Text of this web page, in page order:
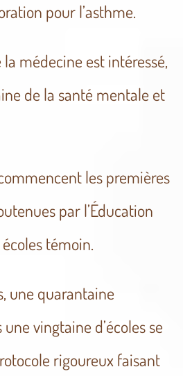
pour l’asthme.
médecine est intéressé,
de la santé mentale et
les premières
par l’Éducation
témoin.
une quarantaine
vingtaine d’écoles se
rigoureux faisant